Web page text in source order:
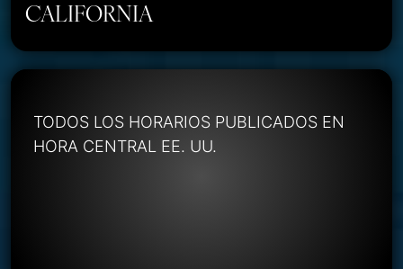
CALIFORNIA
TODOS LOS HORARIOS PUBLICADOS EN
HORA CENTRAL EE. UU.